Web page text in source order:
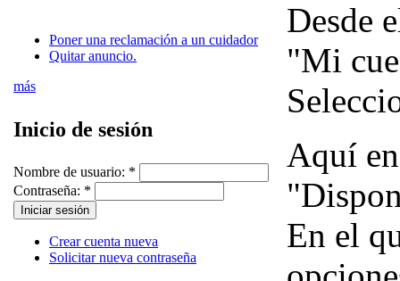
Poner una reclamación a un cuidador
Quitar anuncio.
más
Inicio de sesión
Nombre de usuario: *
Contraseña: *
Crear cuenta nueva
Solicitar nueva contraseña
Desde
"Mi
Aquí
En el